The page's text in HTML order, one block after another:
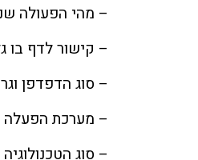
– מהי הפעולה
– קישור לדף בו
– סוג הדפדפן
– מערכת הפעלה
– סוג